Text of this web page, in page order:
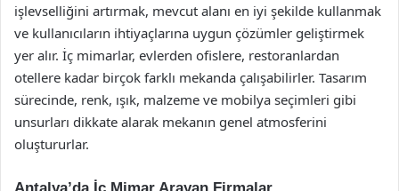
işlevselliğini artırmak, mevcut alanı en iyi şekilde kullanmak
ve kullanıcıların ihtiyaçlarına uygun çözümler geliştirmek
yer alır. İç mimarlar, evlerden ofislere, restoranlardan
otellere kadar birçok farklı mekanda çalışabilirler. Tasarım
sürecinde, renk, ışık, malzeme ve mobilya seçimleri gibi
unsurları dikkate alarak mekanın genel atmosferini
oluştururlar.